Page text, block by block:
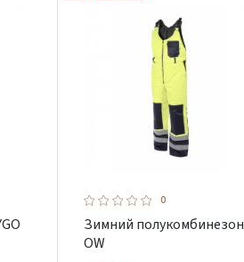
0
Зимний полукомбинезон
OW